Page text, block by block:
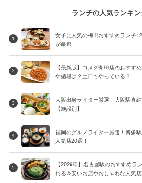
ランチの人気ランキ
1
女子に人気の梅田おすすめランチ
が厳選
2
【最新版】コメダ珈琲店のおすす
や値段は？土日もやっている？
3
大阪出身ライター厳選！大阪駅直
【施設別】
4
福岡のグルメライター厳選！博多
人気店20選！
5
【2026年】名古屋駅のおすすめラ
れる＆安いお店やおしゃれな人気